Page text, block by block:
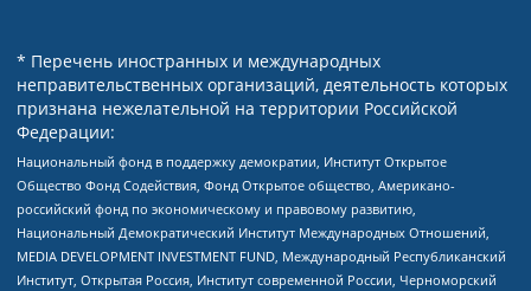
* Перечень иностранных и международных
неправительственных организаций, деятельность которых
признана нежелательной на территории Российской
Федерации:
Национальный фонд в поддержку демократии, Институт Открытое
Общество Фонд Содействия, Фонд Открытое общество, Американо-
российский фонд по экономическому и правовому развитию,
Национальный Демократический Институт Международных Отношений,
MEDIA DEVELOPMENT INVESTMENT FUND, Международный Республиканский
Институт, Открытая Россия, Институт современной России, Черноморский